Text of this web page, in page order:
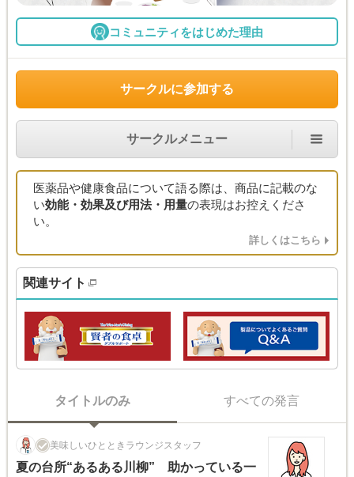
コミュニティをはじめた理由
サークルに参加する
サークルメニュー
医薬品や健康食品について語る際は、商品に記載のな
い効能・効果及び用法・用量の表現はお控えくださ
い。
詳しくはこちら
関連サイト
タイトルのみ すべての発言
美味しいひとときラウンジスタッフ
夏の台所“あるある川柳” 助かっている一